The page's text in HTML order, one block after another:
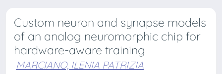
Custom neuron and synapse models
of an analog neuromorphic chip for
hardware-aware training
MARCIANO, ILENIA PATRIZIA